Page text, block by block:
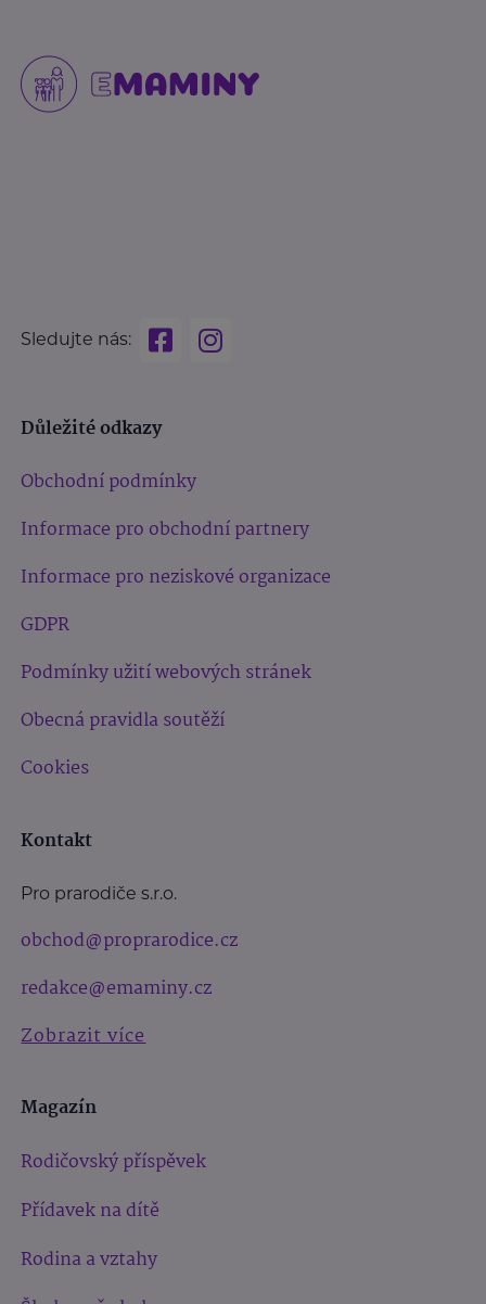
Sledujte nás:
Důležité odkazy
Obchodní podmínky
Informace pro obchodní partnery
Informace pro neziskové organizace
GDPR
Podmínky užití webových stránek
Obecná pravidla soutěží
Cookies
Kontakt
Pro prarodiče s.r.o.
obchod@proprarodice.cz
redakce@emaminy.cz
Zobrazit více
Magazín
Rodičovský příspěvek
Přídavek na dítě
Rodina a vztahy